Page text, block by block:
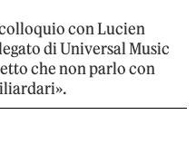
con Lucien
di Universal Music
che non parlo con